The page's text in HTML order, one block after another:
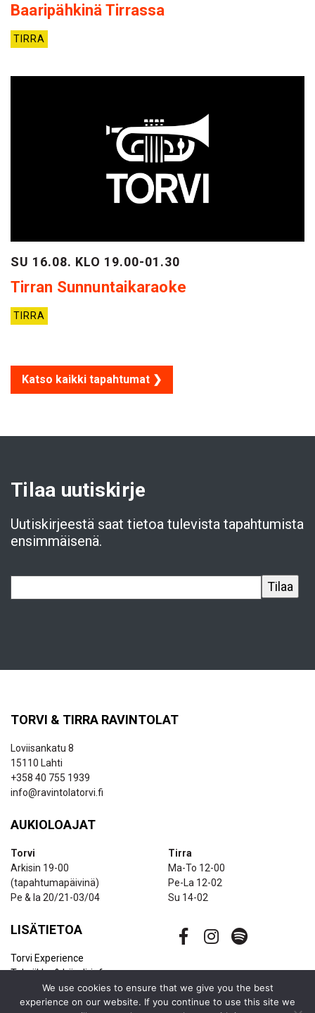
Baaripähkinä Tirrassa
TIRRA
SU 16.08. KLO 19.00-01.30
Tirran Sunnuntaikaraoke
TIRRA
Katso kaikki tapahtumat ❯
Tilaa uutiskirje
Uutiskirjeestä saat tietoa tulevista tapahtumista
ensimmäisenä.
TORVI & TIRRA RAVINTOLAT
Loviisankatu 8
15110 Lahti
+358 40 755 1939
info@ravintolatorvi.fi
AUKIOLOAJAT
Torvi
Arkisin 19-00
(tapahtumapäivinä)
Pe & la 20/21-03/04
Tirra
Ma-To 12-00
Pe-La 12-02
Su 14-02
LISÄTIETOA
Torvi Experience
Tekniikka & bändi-info
Ravintolapalvelut
Uutiskirje
We use cookies to ensure that we give you the best
experience on our website. If you continue to use this site we